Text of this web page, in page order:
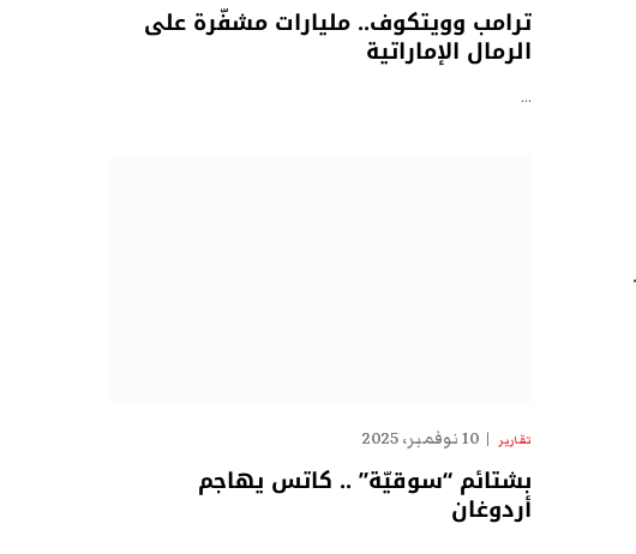
ترامب وويتكوف.. مليارات مشفّرة على
الرمال الإماراتية
…
تقارير 10 نوفمبر، 2025
بشتائم “سوقيّة” .. كاتس يهاجم
أردوغان